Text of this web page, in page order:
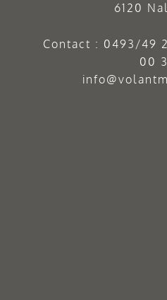
6120
Contact : 0493/49
00